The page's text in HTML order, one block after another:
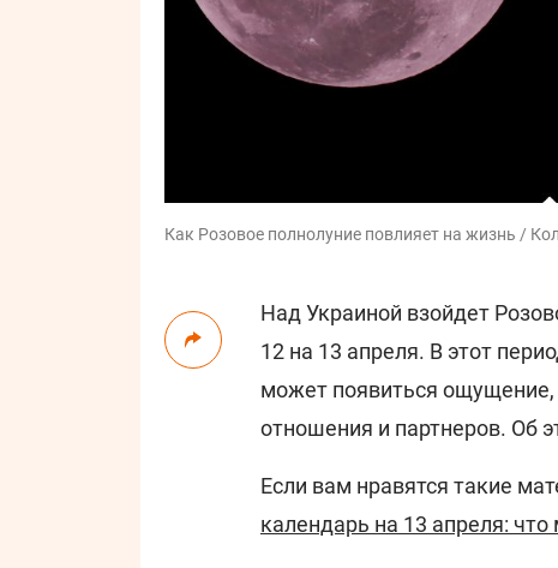
Как Розовое полнолуние повлияет на жизнь /
Над Украиной взойдет
12 на 13 апреля. В этот
может появиться ощущение,
отношения и партнеров. Об
Если вам нравятся такие
календарь на 13 апреля: